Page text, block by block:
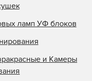
ламп УФ блоков
и Камеры